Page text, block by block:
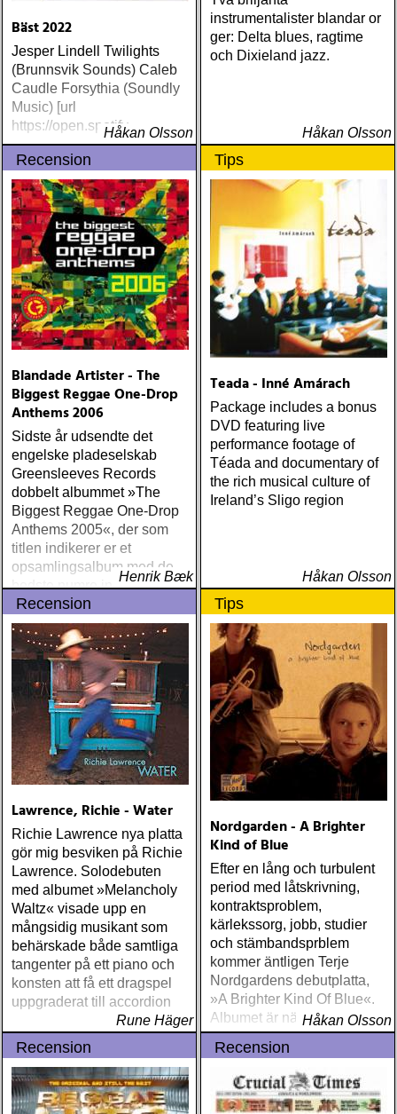
Bäst 2022
Jesper Lindell Twilights
(Brunnsvik Sounds) Caleb
Caudle Forsythia (Soundly
Music) [url
https://open.spotifyHåkan Olsson
instrumentalister blandar or
ger: Delta blues, ragtime
och Dixieland jazz.
Håkan Olsson
Recension
Blandade Artister - The
Biggest Reggae One-Drop
Anthems 2006
Sidste år udsendte det
engelske pladeselskab
Greensleeves Records
dobbelt albummet »The
Biggest Reggae One-Drop
Anthems 2005«, der som
titlen indikerer er et
opsamlingsalbum med de
bedste numre indenfor den
populære reggaestil kaldet
one-drop
Henrik Bæk
Tips
Teada - Inné Amárach
Package includes a bonus
DVD featuring live
performance footage of
Téada and documentary of
the rich musical culture of
Ireland’s Sligo region
Håkan Olsson
Recension
Lawrence, Richie - Water
Richie Lawrence nya platta
gör mig besviken på Richie
Lawrence. Solodebuten
med albumet »Melancholy
Waltz« visade upp en
mångsidig musikant som
behärskade både samtliga
tangenter på ett piano och
konsten att få ett dragspel
uppgraderat till accordion
Rune Häger
Tips
Nordgarden - A Brighter
Kind of Blue
Efter en lång och turbulent
period med låtskrivning,
kontraktsproblem,
kärlekssorg, jobb, studier
och stämbandsprblem
kommer äntligen Terje
Nordgardens debutplatta,
»A Brighter Kind Of Blue«.
Albumet är nära, enkelt och
ärligt och handlar om
upplevelser och historier
från en ung mans liv
Håkan Olsson
Recension Recension